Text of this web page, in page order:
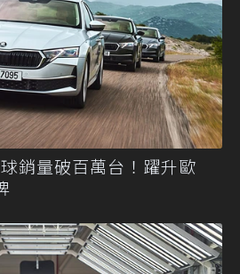
銷量破百萬台！躍升歐